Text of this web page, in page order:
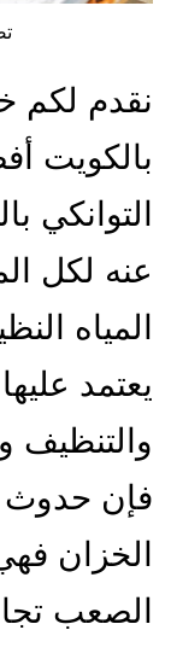
نقدم لكم
بالكويت
التوانكي
عنه لكل
المياه
يعتمد
والتنظيف
فإن
الخزان
الصعب